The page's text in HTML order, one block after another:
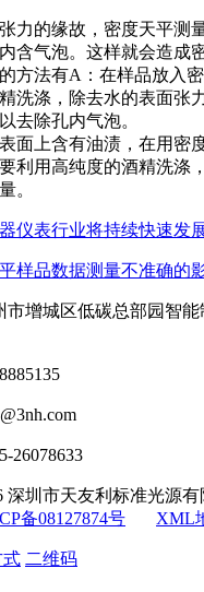
力的缘故，密度天平测
含气泡。这样就会造成
方法有A：在样品放入密
洗涤，除去水的表面张
去除孔内气泡。
面上含有油渍，在用密
利用高纯度的酒精洗涤
。
仪表行业将持续快速发
样品数据测量不准确的
市增城区低碳总部园智能
26078633
深圳市天友利标准光源
备08127874号 XML
式 二维码